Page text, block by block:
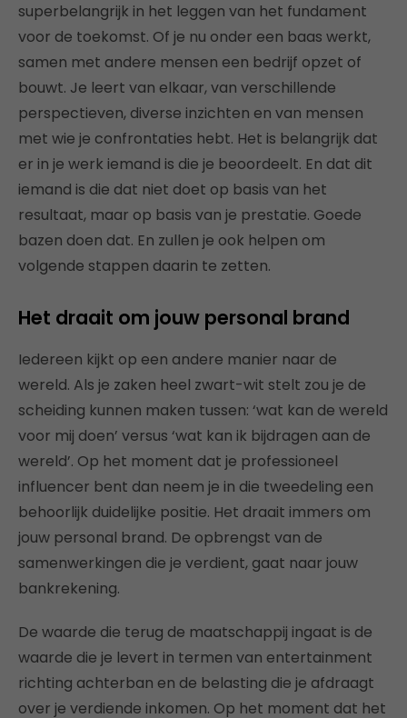
superbelangrijk in het leggen van het fundament
voor de toekomst. Of je nu onder een baas werkt,
samen met andere mensen een bedrijf opzet of
bouwt. Je leert van elkaar, van verschillende
perspectieven, diverse inzichten en van mensen
met wie je confrontaties hebt. Het is belangrijk dat
er in je werk iemand is die je beoordeelt. En dat dit
iemand is die dat niet doet op basis van het
resultaat, maar op basis van je prestatie. Goede
bazen doen dat. En zullen je ook helpen om
volgende stappen daarin te zetten.
Het draait om jouw personal brand
Iedereen kijkt op een andere manier naar de
wereld. Als je zaken heel zwart-wit stelt zou je de
scheiding kunnen maken tussen: ‘wat kan de wereld
voor mij doen’ versus ‘wat kan ik bijdragen aan de
wereld’. Op het moment dat je professioneel
influencer bent dan neem je in die tweedeling een
behoorlijk duidelijke positie. Het draait immers om
jouw personal brand. De opbrengst van de
samenwerkingen die je verdient, gaat naar jouw
bankrekening.
De waarde die terug de maatschappij ingaat is de
waarde die je levert in termen van entertainment
richting achterban en de belasting die je afdraagt
over je verdiende inkomen. Op het moment dat het